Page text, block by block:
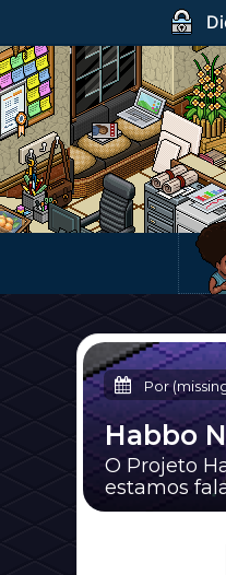
Por
Habbo
O Projeto
estamos